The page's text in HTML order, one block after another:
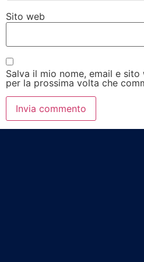
Sito web
Salva il mio nome, email e
per la prossima volta che